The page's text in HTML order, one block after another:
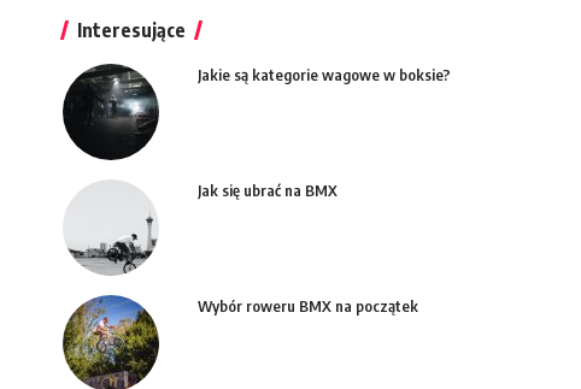
Interesujące
Jakie są kategorie wagowe w boksie?
Jak się ubrać na BMX
Wybór roweru BMX na początek